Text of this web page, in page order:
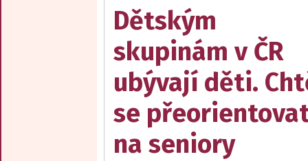
Dětským
skupinám v ČR
ubývají děti.
se
na seniory